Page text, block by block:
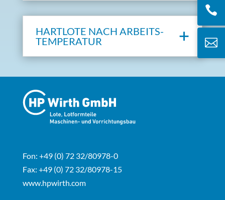
HARTLOTE NACH ARBEITS­
TEMPERATUR
Fon: +49 (0) 72 32/80978-0
Fax: +49 (0) 72 32/80978-15
www.hpwirth.com

